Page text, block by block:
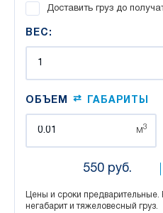
Доставить груз до
ВЕС:
ОБЪЕМ ⇄ ГАБАРИТЫ
м3
550 руб.
Цены и сроки предварительные.
негабарит и тяжеловесный груз.